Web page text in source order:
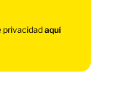
privacidadaquí